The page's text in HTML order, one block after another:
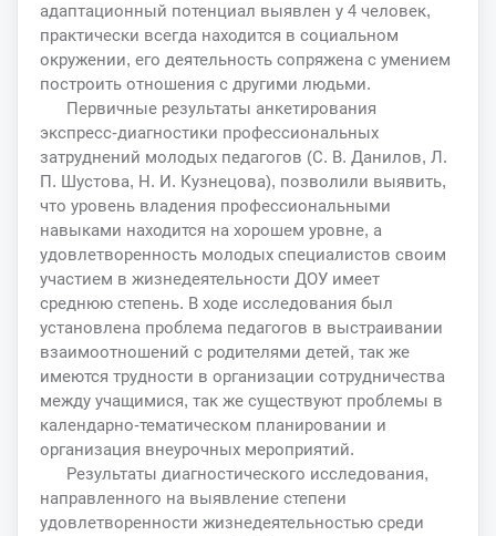
адаптационный потенциал выявлен у 4 человек,
практически всегда находится в социальном
окружении, его деятельность сопряжена с умением
построить отношения с другими людьми.
Первичные результаты анкетирования
экспресс-диагностики профессиональных
затруднений молодых педагогов (С. В. Данилов, Л.
П. Шустова, Н. И. Кузнецова), позволили выявить,
что уровень владения профессиональными
навыками находится на хорошем уровне, а
удовлетворенность молодых специалистов своим
участием в жизнедеятельности ДОУ имеет
среднюю степень. В ходе исследования был
установлена проблема педагогов в выстраивании
взаимоотношений с родителями детей, так же
имеются трудности в организации сотрудничества
между учащимися, так же существуют проблемы в
календарно-тематическом планировании и
организация внеурочных мероприятий.
Результаты диагностического исследования,
направленного на выявление степени
удовлетворенности жизнедеятельностью среди